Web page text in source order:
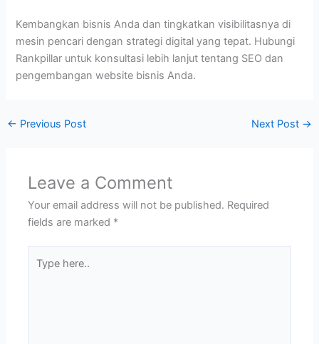
Kembangkan bisnis Anda dan tingkatkan visibilitasnya di
mesin pencari dengan strategi digital yang tepat. Hubungi
Rankpillar untuk konsultasi lebih lanjut tentang SEO dan
pengembangan website bisnis Anda.
← Previous Post Next Post →
Leave a Comment
Your email address will not be published. Required
fields are marked *
here..